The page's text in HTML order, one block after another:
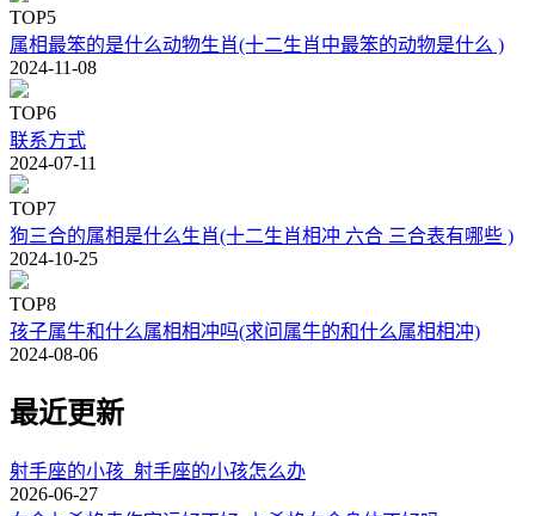
TOP5
属相最笨的是什么动物生肖(十二生肖中最笨的动物是什么 )
2024-11-08
TOP6
联系方式
2024-07-11
TOP7
狗三合的属相是什么生肖(十二生肖相冲 六合 三合表有哪些 )
2024-10-25
TOP8
孩子属牛和什么属相相冲吗(求问属牛的和什么属相相冲)
2024-08-06
最近更新
射手座的小孩_射手座的小孩怎么办
2026-06-27